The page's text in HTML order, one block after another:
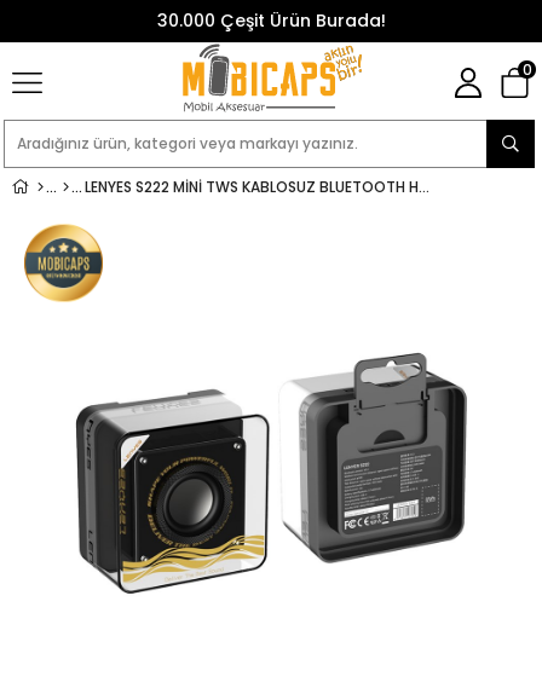
30.000 Çeşit Ürün Burada!
0
LENYES S222 MINI TWS KABLOSUZ BLUETOOTH HOPARLÖR V5.3 5W